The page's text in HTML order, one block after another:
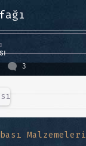
3
Malzemeleri